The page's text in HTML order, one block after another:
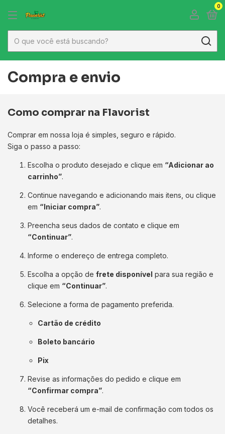
0
Compra e envio
Como comprar na Flavorist
Comprar em nossa loja é simples, seguro e rápido.
Siga o passo a passo:
Escolha o produto desejado e clique em “Adicionar ao
carrinho”.
Continue navegando e adicionando mais itens, ou clique
em “Iniciar compra”.
Preencha seus dados de contato e clique em
“Continuar”.
Informe o endereço de entrega completo.
Escolha a opção de frete disponível para sua região e
clique em “Continuar”.
Selecione a forma de pagamento preferida.
Cartão de crédito
Boleto bancário
Pix
Revise as informações do pedido e clique em
“Confirmar compra”.
Você receberá um e-mail de confirmação com todos os
detalhes.